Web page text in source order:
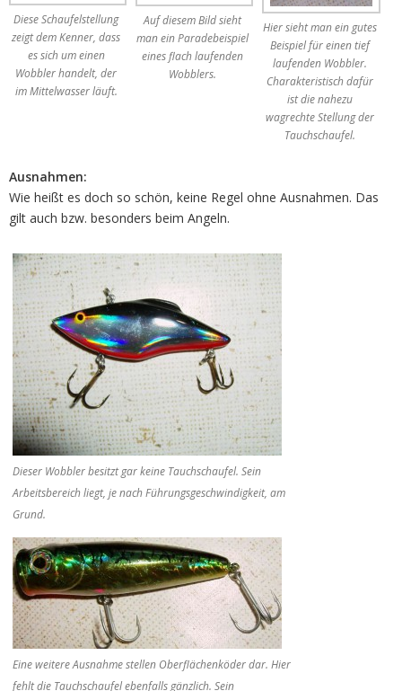
Diese Schaufelstellung
zeigt dem Kenner, dass
es sich um einen
Wobbler handelt, der
im Mittelwasser läuft.
Auf diesem Bild sieht
man ein Paradebeispiel
eines flach laufenden
Wobblers.
Hier sieht man ein gutes
Beispiel für einen tief
laufenden Wobbler.
Charakteristisch dafür
ist die nahezu
wagrechte Stellung der
Tauchschaufel.
Ausnahmen:
Wie heißt es doch so schön, keine Regel ohne Ausnahmen. Das
gilt auch bzw. besonders beim Angeln.
Dieser Wobbler besitzt gar keine Tauchschaufel. Sein
Arbeitsbereich liegt, je nach Führungsgeschwindigkeit, am
Grund.
Eine weitere Ausnahme stellen Oberflächenköder dar. Hier
fehlt die Tauchschaufel ebenfalls gänzlich. Sein